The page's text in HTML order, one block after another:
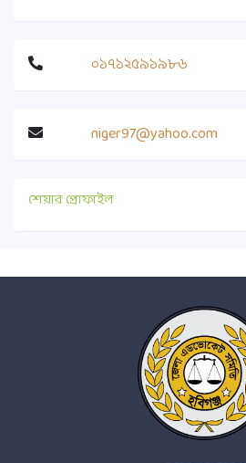
০১৭১২৫৯১৯৮৬
niger97@yahoo.com
শেয়ার প্রোফাইল